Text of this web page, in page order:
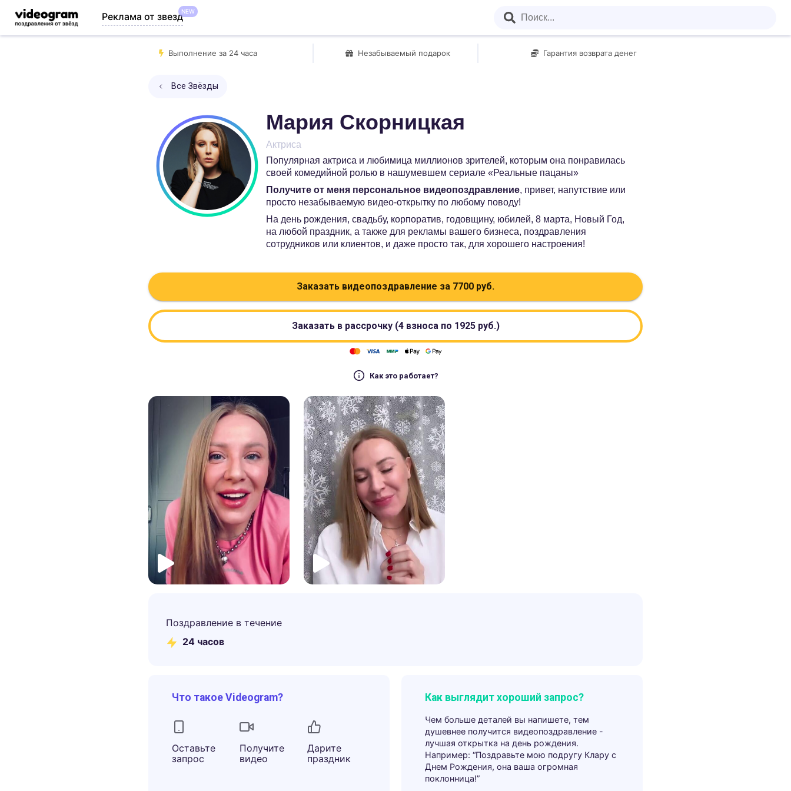
Реклама от звездNEW
Выполнение за 24 часа Незабываемый подарок Гарантия возврата денег
Все Звёзды
Мария Скорницкая
Актриса
Популярная актриса и любимица миллионов зрителей, которым она понравилась
своей комедийной ролью в нашумевшем сериале «Реальные пацаны»
Получите от меня персональное видеопоздравление, привет, напутствие или
просто незабываемую видео-открытку по любому поводу!
На день рождения, свадьбу, корпоратив, годовщину, юбилей, 8 марта, Новый Год,
на любой праздник, а также для рекламы вашего бизнеса, поздравления
сотрудников или клиентов, и даже просто так, для хорошего настроения!
Заказать видеопоздравление за 7700 руб.
Заказать в рассрочку (4 взноса по 1925руб.)
Как это работает?
Поздравление в течение
24 часов
Что такое Videogram?
Оставьте
запрос
Получите
видео
Дарите
праздник
Как выглядит хороший запрос?
Чем больше деталей вы напишете, тем
душевнее получится видеопоздравление -
лучшая открытка на день рождения.
Например: “Поздравьте мою подругу Клару с
Днем Рождения, она ваша огромная
поклонница!”